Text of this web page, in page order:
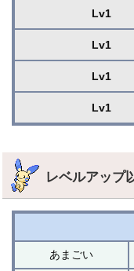
Lv1
Lv1
Lv1
Lv1
レベルアップ
あまごい